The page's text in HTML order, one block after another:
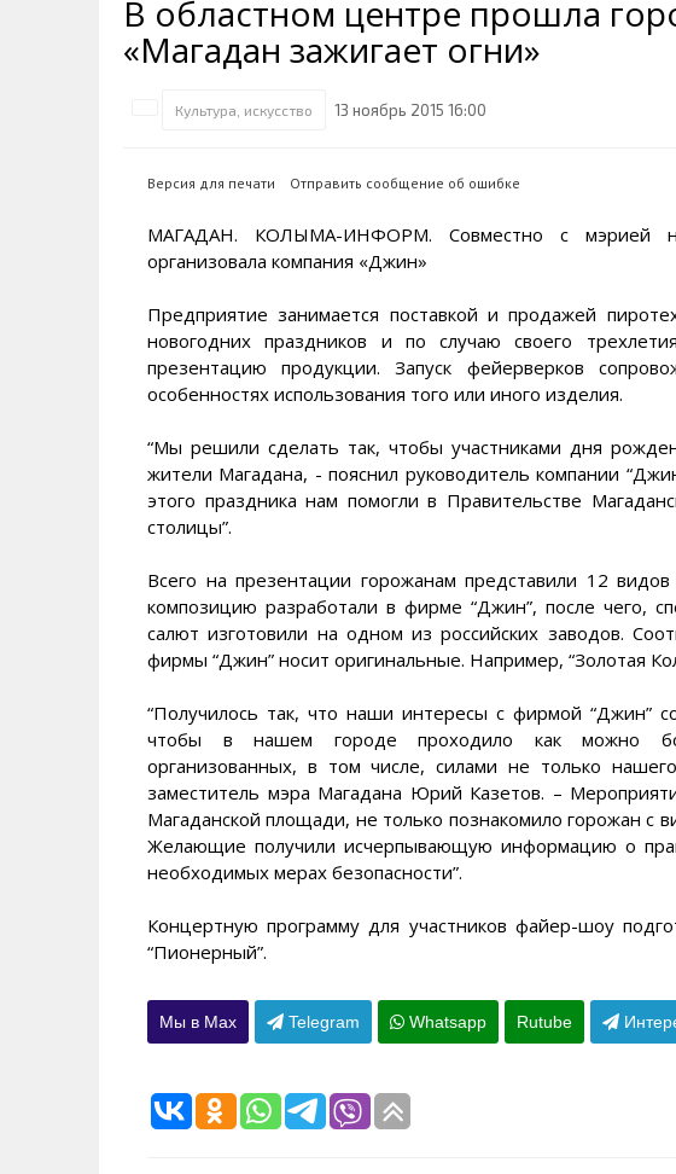
Транспортная инфраструктура
Их надо знать. Галерея славы
Достопримечательности
Туристическик маршруты
Интерактивная
Песни о Колыме
Губернатор
Наркоте нет
Сельское хозяйство
Аварии ДТП
Кванториум
Визит
Горнолыжная школа
В областном центре прошла
«Магадан зажигает огни»
Культура, искусство 13 ноябрь 2015 16:00
Версия для печати Отправить сообщение об ошибке
МАГАДАН. КОЛЫМА-ИНФОРМ. Совместно с мэрией
организовала компания «Джин»
Предприятие занимается поставкой и продажей
новогодних праздников и по случаю своего
презентацию продукции. Запуск фейерверков
особенностях использования того или иного изделия.
“Мы решили сделать так, чтобы участниками дня
жители Магадана, - пояснил руководитель компании
этого праздника нам помогли в Правительстве
столицы”.
Всего на презентации горожанам представили 12
композицию разработали в фирме “Джин”, после чего,
салют изготовили на одном из российских заводов.
фирмы “Джин” носит оригинальные. Например, “Золотая
“Получилось так, что наши интересы с фирмой “Джин”
чтобы в нашем городе проходило как можно
организованных, в том числе, силами не только
заместитель мэра Магадана Юрий Казетов. –
Магаданской площади, не только познакомило горожан с
Желающие получили исчерпывающую информацию о
необходимых мерах безопасности”.
Концертную программу для участников файер-шоу
“Пионерный”.
Мы в Max Telegram Whatsapp Rutube